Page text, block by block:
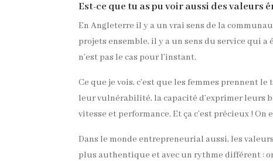
Est-ce que tu as pu voir aussi des valeurs
En Angleterre il y a un vrai sens de la
projets ensemble, il y a un sens du service qui a
n’est pas le cas pour l’instant.
Ce que je vois, c’est que les femmes prennent
leur vulnérabilité, la capacité d’exprimer leurs
vitesse et performance. Et ça c’est précieux ! On
Dans le monde entrepreneurial aussi, les
plus authentique et avec un rythme différent :